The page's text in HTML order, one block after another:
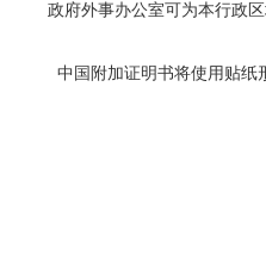
政府外事办公室可为本行政
中国附加证明书将使用贴纸